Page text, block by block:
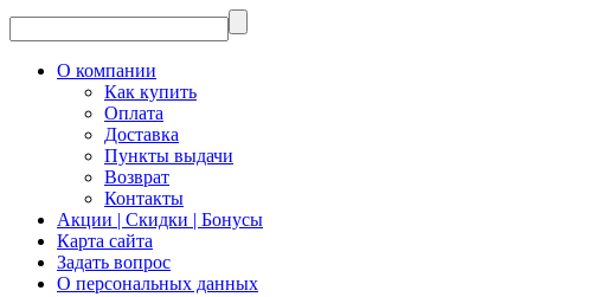
О компании
Как купить
Оплата
Доставка
Пункты выдачи
Возврат
Контакты
Акции | Скидки | Бонусы
Карта сайта
Задать вопрос
О персональных данных